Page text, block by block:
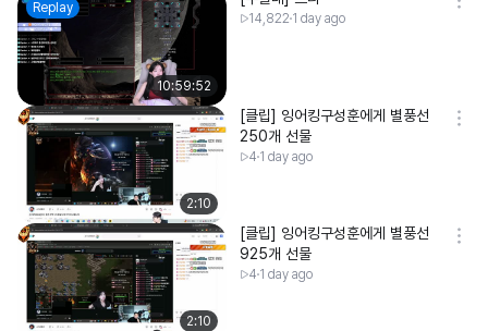
Replay
10:59:52
14,822 1 day ago
2:10
[클립] 잉어킹구성훈에게 별풍선
250개 선물
4 1 day ago
2:10
[클립] 잉어킹구성훈에게 별풍선
925개 선물
4 1 day ago